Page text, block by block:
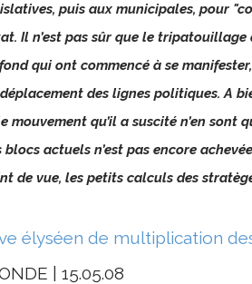
puis aux municipales, pour
Il n’est pas sûr que le
qui ont commencé à se
des lignes politiques. A
mouvement qu’il a suscité n’en sont
blocs actuels n’est pas encore
de vue, les petits calculs des
élyséen de multiplication
| 15.05.08